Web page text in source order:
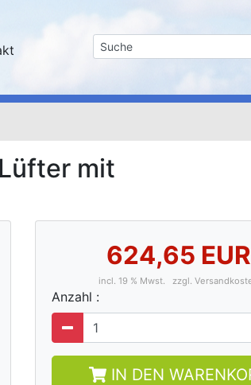
mit
624,65 EUR
incl. 19 % Mwst. zzgl.
Anzahl :
IN DEN